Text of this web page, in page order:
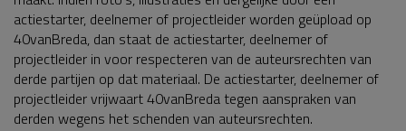
actiestarter, deelnemer of projectleider worden geüpload op
40vanBreda, dan staat de actiestarter, deelnemer of
projectleider in voor respecteren van de auteursrechten van
derde partijen op dat materiaal. De actiestarter, deelnemer of
projectleider vrijwaart 40vanBreda tegen aanspraken van
derden wegens het schenden van auteursrechten.